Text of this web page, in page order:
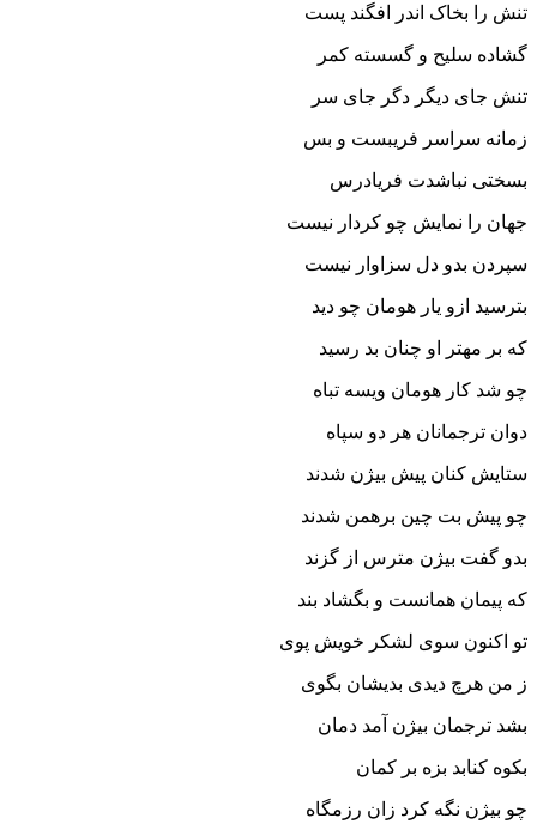
تنش را بخاک اندر افگند پست‏
گشاده سلیح و گسسته کمر
تنش جاى دیگر دگر جاى سر
زمانه سراسر فریبست و بس
بسختى نباشدت فریادرس‏
جهان را نمایش چو کردار نیست
سپردن بدو دل سزاوار نیست‏
بترسید ازو یار هومان چو دید
که بر مهتر او چنان بد رسید
چو شد کار هومان ویسه تباه
دوان ترجمانان هر دو سپاه‏
ستایش کنان پیش بیژن شدند
چو پیش بت چین برهمن شدند
بدو گفت بیژن مترس از گزند
که پیمان همانست و بگشاد بند
تو اکنون سوى لشکر خویش پوى
ز من هرچ دیدى بدیشان بگوى‏
بشد ترجمان بیژن آمد دمان
بکوه کنابد بزه بر کمان‏
چو بیژن نگه کرد زان رزمگاه